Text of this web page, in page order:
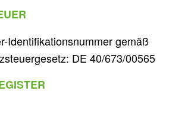
Identifikationsnummer gemäß
DE 40/673/00565